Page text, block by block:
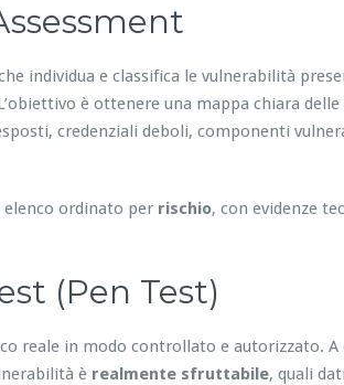
individua e classifica le vulnerabilità
è ottenere una mappa chiara delle
credenziali deboli, componenti
elenco ordinato per rischio, con evidenze
(Pen Test)
reale in modo controllato e autorizzato. A
è realmente sfruttabile, quali